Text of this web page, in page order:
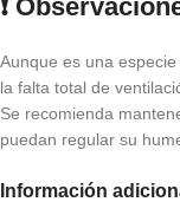
❗
Aunque es una
la falta total de
Se recomienda
puedan regular su
Información